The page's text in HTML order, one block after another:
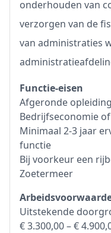
onderhouden van
verzorgen van de
van administraties
Functie-eisen
Afgeronde
Bedrijfseconomie
Minimaal 2-3 jaar
functie
Bij voorkeur een
Zoetermeer
Uitstekende
€ 3.300,00 – €